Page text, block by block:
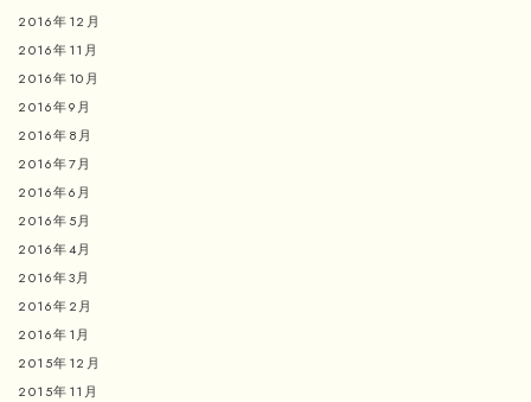
2016年12月
2016年11月
2016年10月
2016年9月
2016年8月
2016年7月
2016年6月
2016年5月
2016年4月
2016年3月
2016年2月
2016年1月
2015年12月
2015年11月